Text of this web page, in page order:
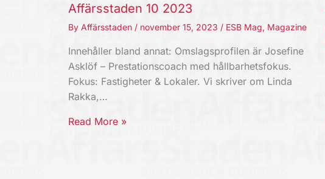
Affärsstaden 10 2023
By Affärsstaden / november 15, 2023 / ESB Mag, Magazine
Innehåller bland annat: Omslagsprofilen är Josefine
Asklöf – Prestationscoach med hållbarhetsfokus.
Fokus: Fastigheter & Lokaler. Vi skriver om Linda
Rakka,…
Read More »